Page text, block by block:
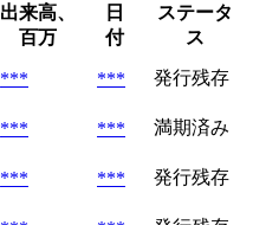
出来高、
百万
日
付
ステータ
ス
*** ***
発行残存
*** ***
満期済み
*** ***
発行残存